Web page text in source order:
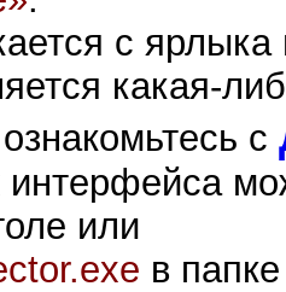
с
какая-
с
или
в